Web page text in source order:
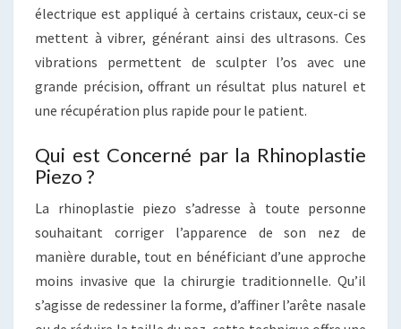
électrique est appliqué à certains cristaux, ceux-ci se
mettent à vibrer, générant ainsi des ultrasons. Ces
vibrations permettent de sculpter l’os avec une
grande précision, offrant un résultat plus naturel et
une récupération plus rapide pour le patient.
Qui est Concerné par la Rhinoplastie
Piezo ?
La rhinoplastie piezo s’adresse à toute personne
souhaitant corriger l’apparence de son nez de
manière durable, tout en bénéficiant d’une approche
moins invasive que la chirurgie traditionnelle. Qu’il
s’agisse de redessiner la forme, d’affiner l’arête nasale